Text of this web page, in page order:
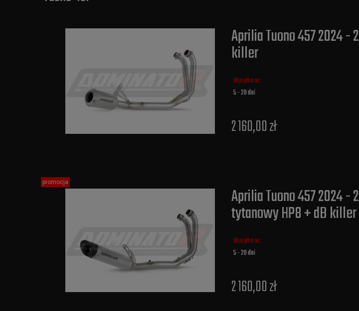
Aprilia Tuono 457 2024 -
killer
Wysyłka w:
5 - 20 dni
2 160,00 zł
Aprilia Tuono 457 2024
tytanowy HP8 + dB killer
Wysyłka w:
5 - 20 dni
2 160,00 zł
promocja